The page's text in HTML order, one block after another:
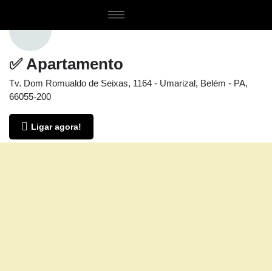
✅ Apartamento
Tv. Dom Romualdo de Seixas, 1164 - Umarizal, Belém - PA,
66055-200
Ligar agora!